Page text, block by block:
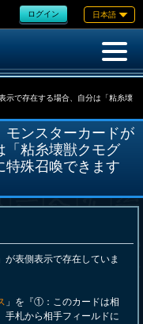
ログイン 日本語
示で存在する場合、自分は「粘糸壊
モンスターカードが
「粘糸壊獣クモグ
特殊召喚できます
」が表側表示で存在していま
」を『①：このカードは相
手札から相手フィールドに